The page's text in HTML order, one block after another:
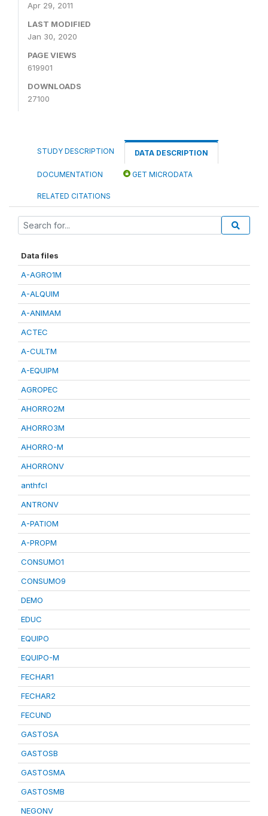
Apr 29, 2011
LAST MODIFIED
Jan 30, 2020
PAGE VIEWS
619901
DOWNLOADS
27100
STUDY DESCRIPTION DATA DESCRIPTION
DOCUMENTATION GET MICRODATA
RELATED CITATIONS
Data files
A-AGRO1M
A-ALQUIM
A-ANIMAM
ACTEC
A-CULTM
A-EQUIPM
AGROPEC
AHORRO2M
AHORRO3M
AHORRO-M
AHORRONV
anthfcl
ANTRONV
A-PATIOM
A-PROPM
CONSUMO1
CONSUMO9
DEMO
EDUC
EQUIPO
EQUIPO-M
FECHAR1
FECHAR2
FECUND
GASTOSA
GASTOSB
GASTOSMA
GASTOSMB
NEGONV